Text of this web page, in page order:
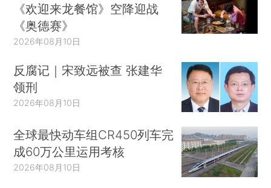
《欢迎来龙餐馆》空降迎战
《奥德赛》
2026年08月10日
反腐记｜宋致远被查 张建华
领刑
2026年08月10日
全球最快动车组CR450列车完
成60万公里运用考核
2026年08月10日